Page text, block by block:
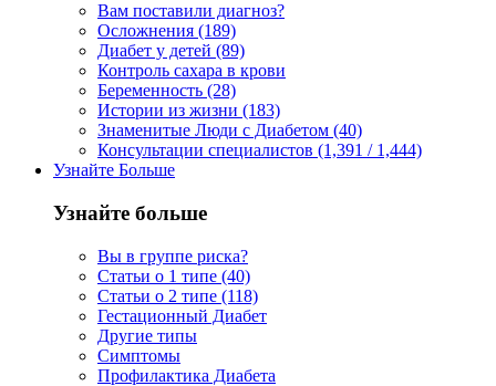
Вам поставили диагноз?
Осложнения (189)
Диабет у детей (89)
Контроль сахара в крови
Беременность (28)
Истории из жизни (183)
Знаменитые Люди с Диабетом (40)
Консультации специалистов (1,391 / 1,444)
Узнайте Больше
Узнайте больше
Вы в группе риска?
Статьи о 1 типе (40)
Статьи о 2 типе (118)
Гестационный Диабет
Другие типы
Симптомы
Профилактика Диабета